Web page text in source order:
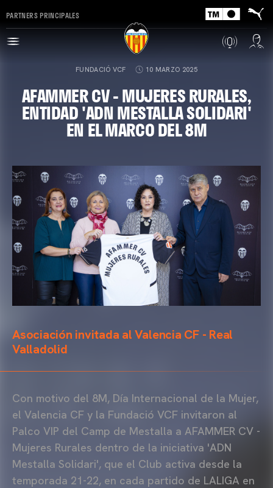
PARTNERS PRINCIPALES
FUNDACIÓ VCF 10 MARZO 2025
AFAMMER CV - MUJERES RURALES,
ENTIDAD 'ADN MESTALLA SOLIDARI'
EN EL MARCO DEL 8M
Asociación invitada al Valencia CF - Real
Valladolid
Con motivo del 8M, Día Internacional de la Mujer,
el Valencia CF y la Fundació VCF invitaron al
Palco VIP del Camp de Mestalla a AFAMMER CV -
Mujeres Rurales dentro de la iniciativa 'ADN
Mestalla Solidari', que el Club activa desde la
temporada 21-22, en cada partido de LALIGA en